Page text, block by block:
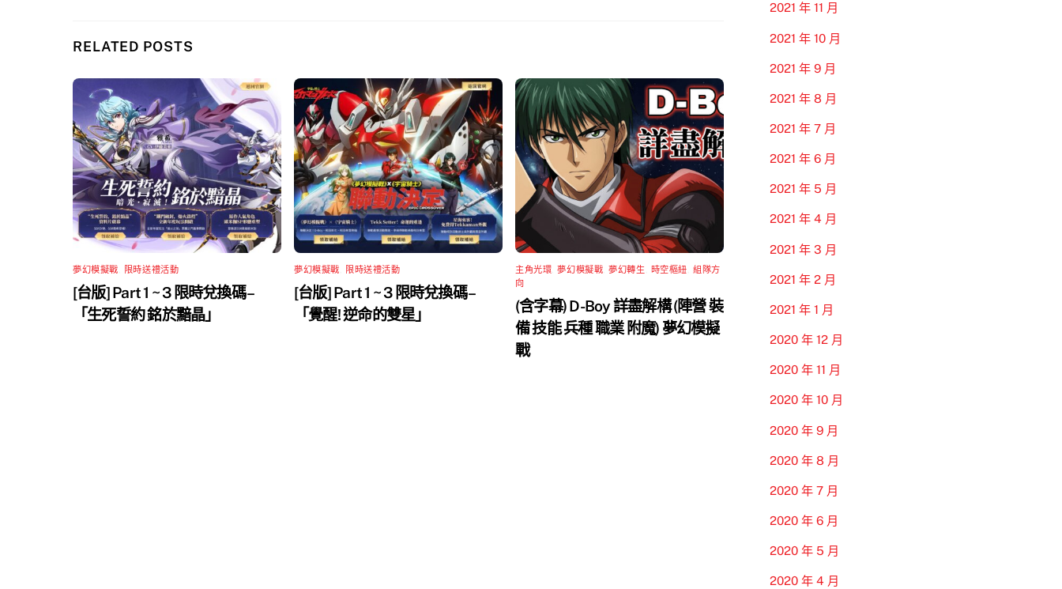
RELATED POSTS
夢幻模擬戰 限時送禮活動
[台版] Part 1 ~ 3 限時兌換碼 –
「生死誓約 銘於黯晶」
夢幻模擬戰 限時送禮活動
[台版] Part 1 ~ 3 限時兌換碼 –
「覺醒! 逆命的雙星」
主角光環 ,夢幻模擬戰 ,夢幻轉生 時空樞紐 ,組隊方
向
(含字幕) D-Boy 詳盡解構 (陣營 裝
備 技能 兵種 職業 附魔) 夢幻模擬
戰
2021 年 11 月
2021 年 10 月
2021 年 9 月
2021 年 8 月
2021 年 7 月
2021 年 6 月
2021 年 5 月
2021 年 4 月
2021 年 3 月
2021 年 2 月
2021 年 1 月
2020 年 12 月
2020 年 11 月
2020 年 10 月
2020 年 9 月
2020 年 8 月
2020 年 7 月
2020 年 6 月
2020 年 5 月
2020 年 4 月